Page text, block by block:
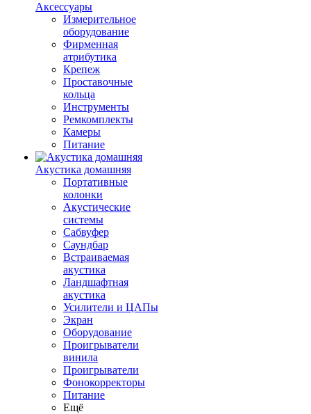
Аксессуары
Измерительное
оборудование
Фирменная
атрибутика
Крепеж
Проставочные
кольца
Инструменты
Ремкомплекты
Камеры
Питание
Акустика домашняя
Портативные
колонки
Акустические
системы
Сабвуфер
Саундбар
Встраиваемая
акустика
Ландшафтная
акустика
Усилители и ЦАПы
Экран
Оборудование
Проигрыватели
винила
Проигрыватели
Фонокорректоры
Питание
Ещё